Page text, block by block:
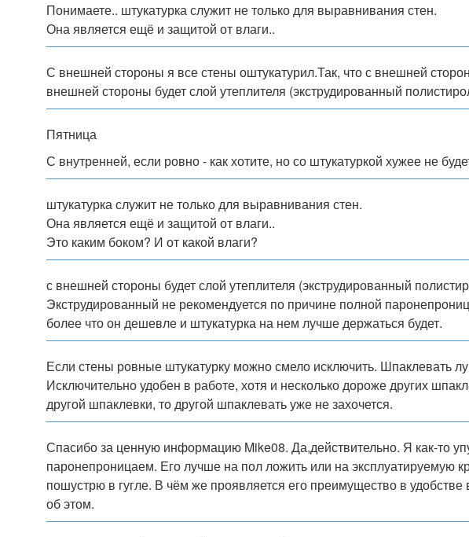
Понимаете.. штукатурка служит не только для выравнивания стен.
Она является ещё и защитой от влаги..
С внешней стороны я все стены оштукатурил.Так, что с внешней
внешней стороны будет слой утеплителя (экструдированный
Пятница
С внутренней, если ровно - как хотите, но со штукатуркой хужее не
штукатурка служит не только для выравнивания стен.
Она является ещё и защитой от влаги..
Это каким боком? И от какой влаги?
с внешней стороны будет слой утеплителя (экструдированный
Экструдированный не рекомендуется по причине полной
более что он дешевле и штукатурка на нем лучше держаться будет.
Если стены ровные штукатурку можно смело исключить. Шпаклевать
Исключительно удобен в работе, хотя и несколько дороже других
другой шпаклевки, то другой шпаклевать уже не захочется.
Спасибо за ценную информацию Mike08. Да,действительно. Я как-то
паронепроницаем. Его лучше на пол ложить или на эксплуатируемую
пошустрю в гугле. В чём же проявляется его преимущество в
об этом.